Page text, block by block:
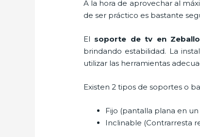
A la hora de aprovechar al
de ser práctico es bastante
El soporte de tv en
brindando estabilidad. La
utilizar las herramientas
Existen 2 tipos de soportes o
Fijo (pantalla plana en
Inclinable (Contrarresta